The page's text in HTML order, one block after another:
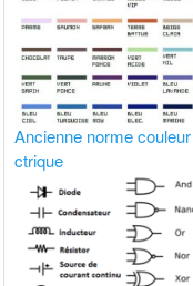
Ancienne norme
ctrique